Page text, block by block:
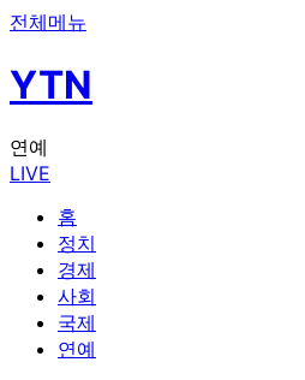
전체메뉴
YTN
연예
LIVE
홈
정치
경제
사회
국제
연예